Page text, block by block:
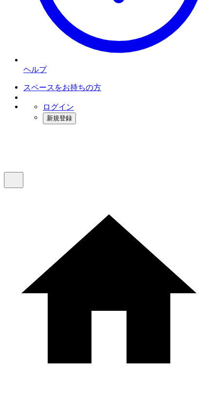
ヘルプ
スペースをお持ちの方
ログイン
新規登録